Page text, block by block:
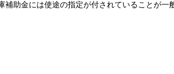
助金には使途の指定が付されていることが一